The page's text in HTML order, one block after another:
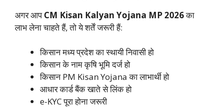
अगर आपCM Kisan Kalyan Yojana MP 2026का
लाभ लेना चाहते हैं, तो ये शर्तें जरूरी हैं:
किसान मध्य प्रदेश का स्थायी निवासी हो
किसान के नाम कृषि भूमि दर्ज हो
किसान PM Kisan Yojana का लाभार्थी हो
आधार कार्ड बैंक खाते से लिंक हो
e-KYC पूरा होना जरूरी